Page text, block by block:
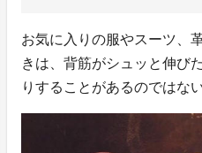
お気に入りの服やスーツ、
きは、背筋がシュッと伸び
りすることがあるのではな